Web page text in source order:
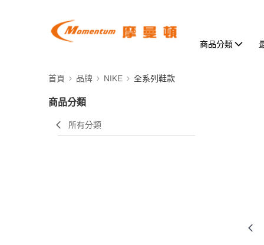
商品分類
首頁 品牌 NIKE 全系列鞋款
商品分類
所有分類